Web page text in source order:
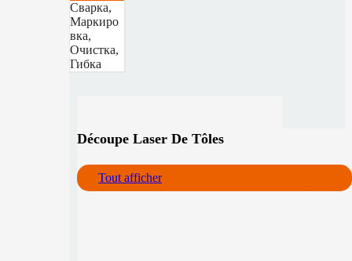
Сварка,
Маркиро
вка,
Очистка,
Гибка
Découpe Laser De Tôles
Tout afficher